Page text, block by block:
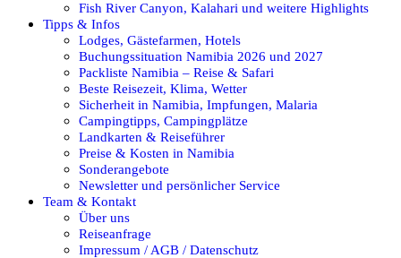
Fish River Canyon, Kalahari und weitere Highlights
Tipps & Infos
Lodges, Gästefarmen, Hotels
Buchungssituation Namibia 2026 und 2027
Packliste Namibia – Reise & Safari
Beste Reisezeit, Klima, Wetter
Sicherheit in Namibia, Impfungen, Malaria
Campingtipps, Campingplätze
Landkarten & Reiseführer
Preise & Kosten in Namibia
Sonderangebote
Newsletter und persönlicher Service
Team & Kontakt
Über uns
Reiseanfrage
Impressum / AGB / Datenschutz